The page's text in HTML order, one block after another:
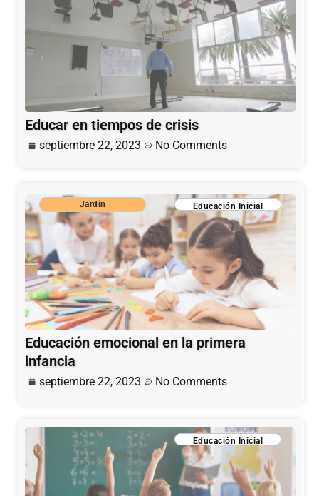
Educar en tiempos de crisis
septiembre 22, 2023 No Comments
Jardin Educación Inicial
Educación emocional en la primera
infancia
septiembre 22, 2023 No Comments
Educación Inicial